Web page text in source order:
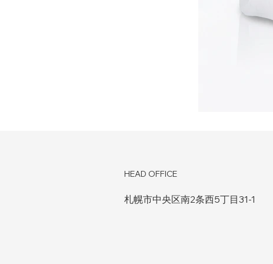
HEAD OFFICE
札幌市中央区南2条西5丁目31-1